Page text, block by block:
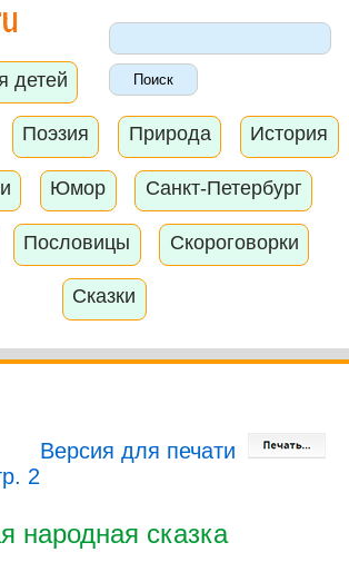
детей
Поэзия Природа История
Юмор Санкт-Петербург
Пословицы Скороговорки
Сказки
Версия для печати
2
народная сказка